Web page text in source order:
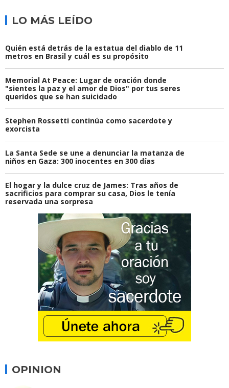
LO MÁS LEÍDO
Quién está detrás de la estatua del diablo de 11
metros en Brasil y cuál es su propósito
Memorial At Peace: Lugar de oración donde
"sientes la paz y el amor de Dios" por tus seres
queridos que se han suicidado
Stephen Rossetti continúa como sacerdote y
exorcista
La Santa Sede se une a denunciar la matanza de
niños en Gaza: 300 inocentes en 300 días
El hogar y la dulce cruz de James: Tras años de
sacrificios para comprar su casa, Dios le tenía
reservada una sorpresa
OPINION